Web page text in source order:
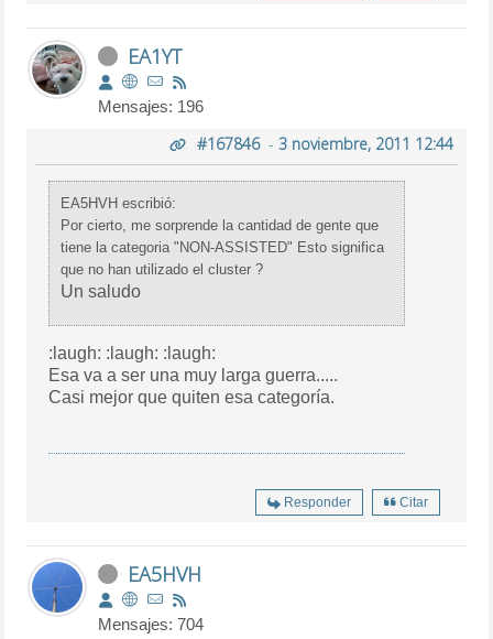
EA1YT
Mensajes: 196
#167846- 3 noviembre, 2011 12:44
EA5HVH escribió:
Por cierto, me sorprende la cantidad de gente que
tiene la categoria "NON-ASSISTED" Esto significa
que no han utilizado el cluster ?
Un saludo
:laugh: :laugh: :laugh:
Esa va a ser una muy larga guerra.....
Casi mejor que quiten esa categoría.
Responder Citar
EA5HVH
Mensajes: 704